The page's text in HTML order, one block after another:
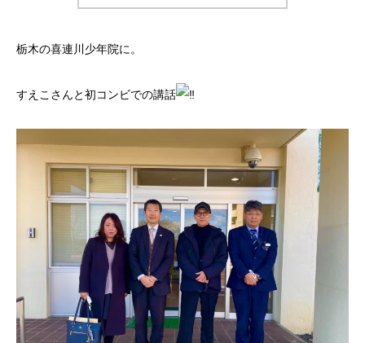
栃木の喜連川少年院に。
すえこさんと初コンビでの講話